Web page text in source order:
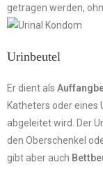
getragen werden,
Urinbeutel
Er dient als
Katheters oder eines
abgeleitet wird. Der
den Oberschenkel
gibt aber auch